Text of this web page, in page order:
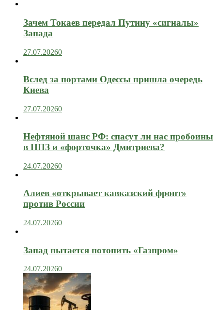
Зачем Токаев передал Путину «сигналы»
Запада
27.07.20260
Вслед за портами Одессы пришла очередь
Киева
27.07.20260
Нефтяной шанс РФ: спасут ли нас пробоины
в НПЗ и «форточка» Дмитриева?
24.07.20260
Алиев «открывает кавказский фронт»
против России
24.07.20260
Запад пытается потопить «Газпром»
24.07.20260